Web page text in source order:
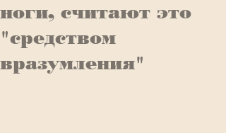
ноги, считают это
"средством
вразумления"